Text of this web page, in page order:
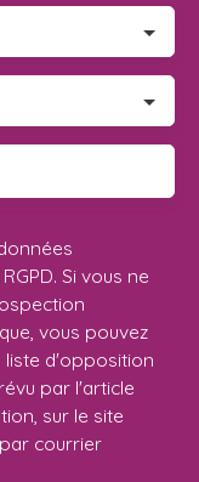
Si vous ne
vous pouvez
liste d'opposition
par l'article
sur le site
courrier